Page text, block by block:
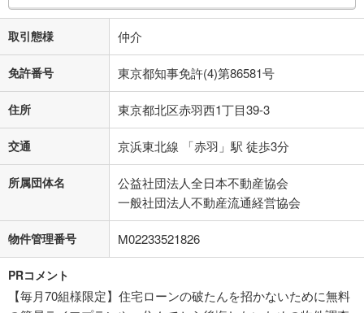
取引態様 仲介
免許番号 東京都知事免許(4)第86581号
住所 東京都北区赤羽西1丁目39-3
交通 京浜東北線 「赤羽」駅 徒歩3分
所属団体名
公益社団法人全日本不動産協会
一般社団法人不動産流通経営協会
物件管理番号 M02233521826
PRコメント
【毎月70組様限定】住宅ローンの破たんを招かないために無料